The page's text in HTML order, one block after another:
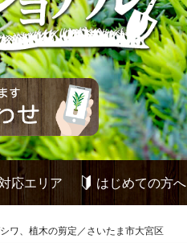
応エリア はじめての方へ
ワ、植木の剪定／さいたま市大宮区